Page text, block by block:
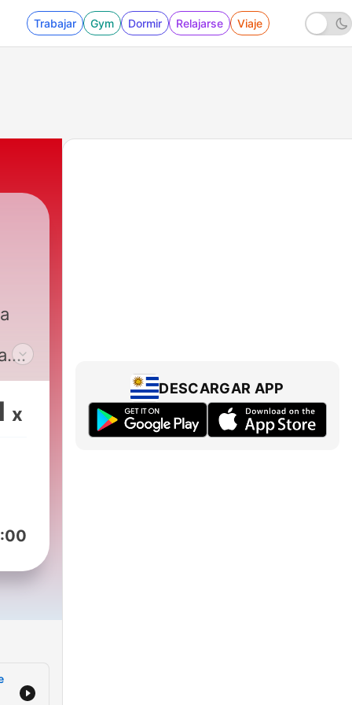
Trabajar Gym Dormir Relajarse Viaje
x
DESCARGAR APP